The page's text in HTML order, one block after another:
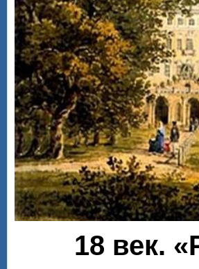
18 век.